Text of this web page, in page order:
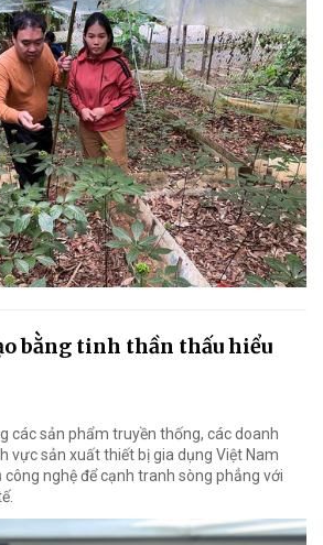
bằng tinh thần thấu hiểu
các sản phẩm truyền thống, các doanh
vực sản xuất thiết bị gia dụng Việt Nam
nghệ để cạnh tranh sòng phẳng với